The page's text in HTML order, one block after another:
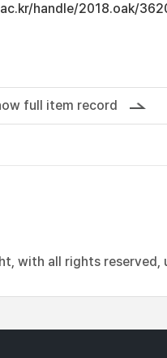
handle/2018.oak/
full item record
with all rights reserved,